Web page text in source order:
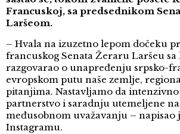
Francuskoj, sa predsednikom
Laršeom.
– Hvala na izuzetno lepom dočeku
francuskog Senata Žeraru Laršeu sa
razgovarao o unapređenju srpsko-
evropskom putu naše zemlje,
pitanjima. Nastavljamo da
partnerstvo i saradnju utemeljene
međusobnom uvažavanju – napisao
Instagramu.